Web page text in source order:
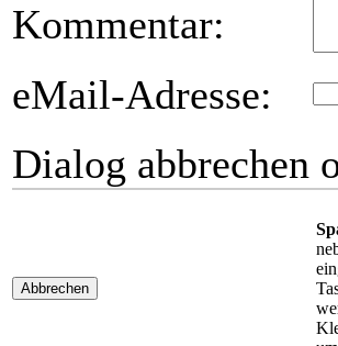
Kommentar:
eMail-Adresse:
Dialog abbrechen
Abbrechen